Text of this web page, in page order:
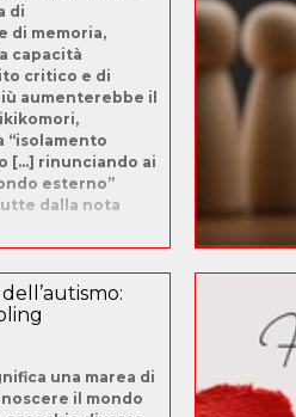
di
di memoria,
capacità
critico e di
aumenterebbe il
“isolamento
[…] rinunciando ai
esterno”
dalla nota
una marea di
il mondo